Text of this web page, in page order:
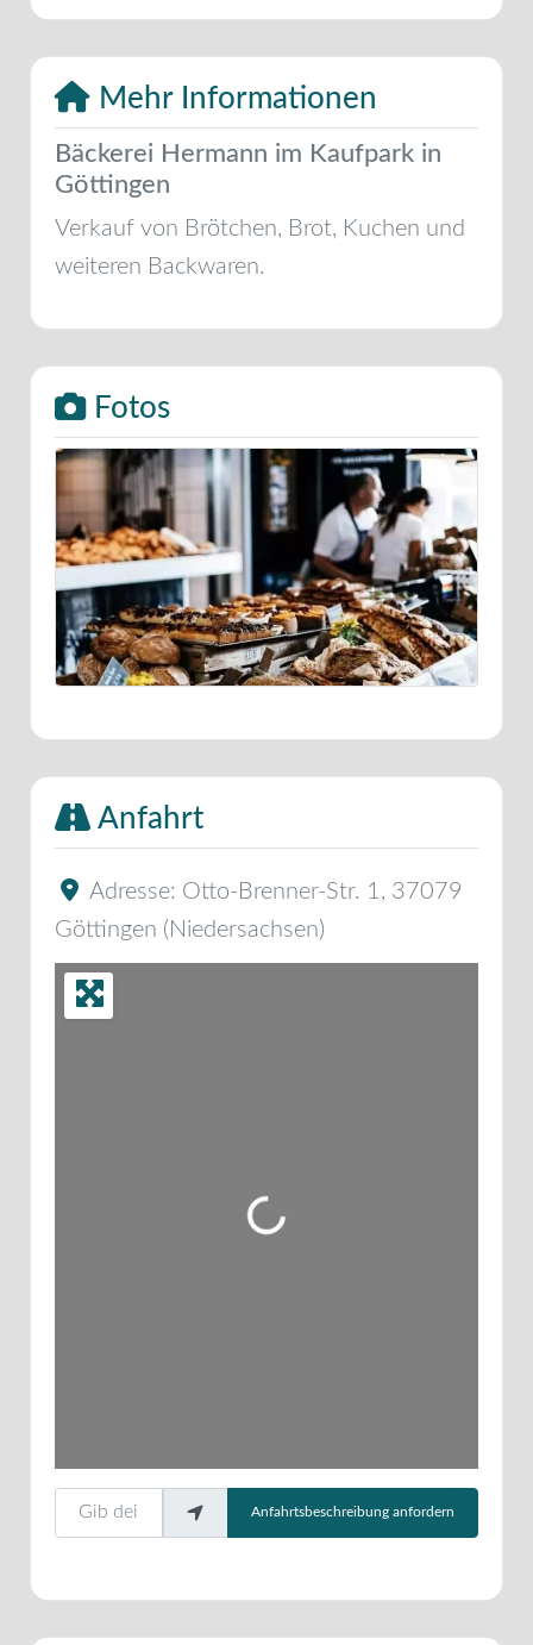
Mehr Informationen
Bäckerei Hermann im Kaufpark in
Göttingen
Verkauf von Brötchen, Brot, Kuchen und
weiteren Backwaren.
Fotos
Anfahrt
Adresse: Otto-Brenner-Str. 1 , 37079
Göttingen ( Niedersachsen)
Wird geladen …
Gib deinen Standort ein.
Anfahrtsbeschreibung anfordern